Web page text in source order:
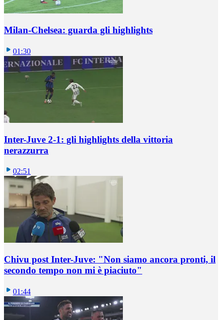
Milan-Chelsea: guarda gli highlights
01:30
Inter-Juve 2-1: gli highlights della vittoria
nerazzurra
02:51
Chivu post Inter-Juve: "Non siamo ancora pronti, il
secondo tempo non mi è piaciuto"
01:44